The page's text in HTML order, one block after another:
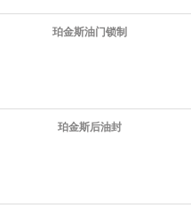
珀金斯油门锁制
珀金斯后油封